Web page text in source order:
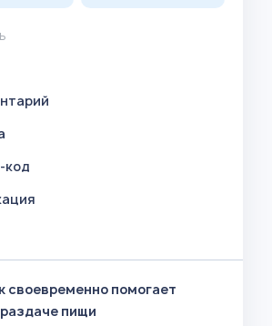
код
своевременно помогает
пищи